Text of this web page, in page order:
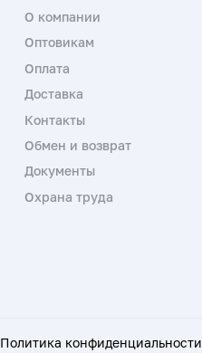
О компании
Оптовикам
Оплата
Доставка
Контакты
Обмен и возврат
Документы
Охрана труда
Политика конфиденциальности